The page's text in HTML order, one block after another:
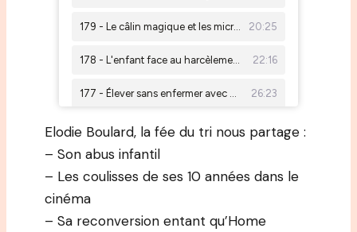
Elodie Boulard, la fée du tri nous partage :
– Son abus infantil
– Les coulisses de ses 10 années dans le
cinéma
– Sa reconversion entant qu’Home